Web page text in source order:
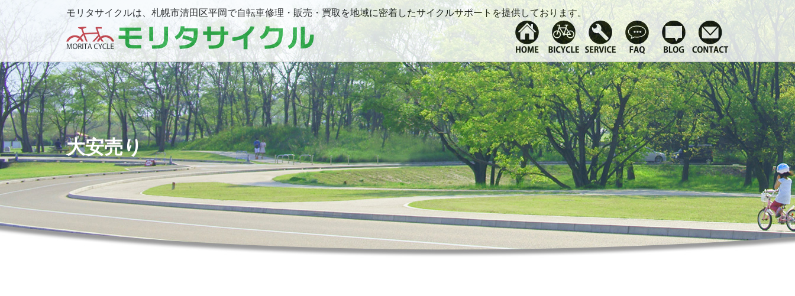
モリタサイクルは、札幌市清田区平岡で自転車修理・販売・買取を地域に密着したサイクルサポートを提供しております。
大安売り